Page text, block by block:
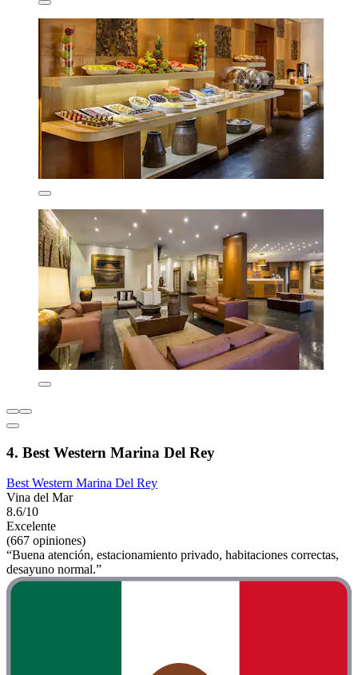
4. Best Western Marina Del Rey
Best Western Marina Del Rey
Vina del Mar
8.6/10
Excelente
(667 opiniones)
“Buena atención, estacionamiento privado, habitaciones correctas,
desayuno normal.”